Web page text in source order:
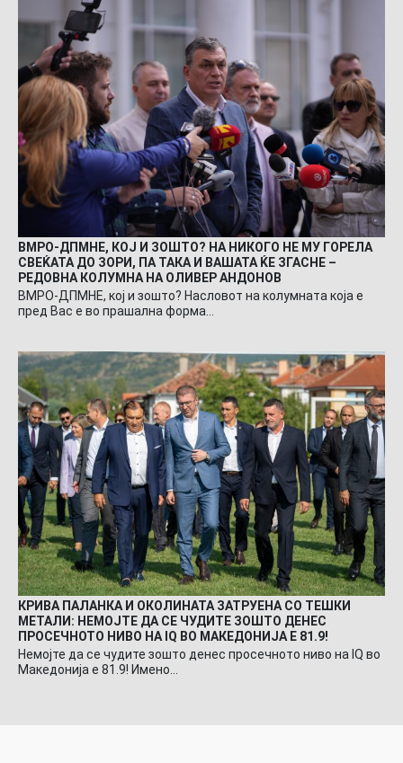
ВМРО-ДПМНЕ, КОЈ И ЗОШТО? НА НИКОГО НЕ МУ ГОРЕЛА
СВЕЌАТА ДО ЗОРИ, ПА ТАКА И ВАШАТА ЌЕ ЗГАСНЕ –
РЕДОВНА КОЛУМНА НА ОЛИВЕР АНДОНОВ
ВМРО-ДПМНЕ, кој и зошто? Насловот на колумната која е
пред Вас е во прашална форма…
КРИВА ПАЛАНКА И ОКОЛИНАТА ЗАТРУЕНА СО ТЕШКИ
МЕТАЛИ: НЕМОЈТЕ ДА СЕ ЧУДИТЕ ЗОШТО ДЕНЕС
ПРОСЕЧНОТО НИВО НА IQ ВО МАКЕДОНИЈА Е 81.9!
Немојте да се чудите зошто денес просечното ниво на IQ во
Македонија е 81.9! Имено…